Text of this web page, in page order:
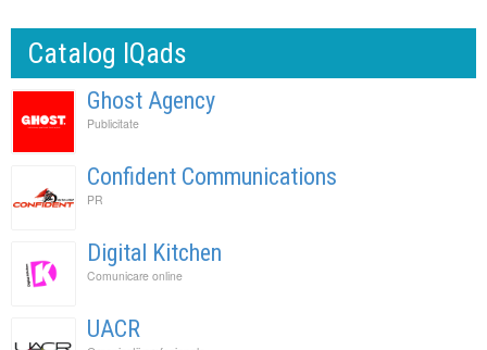
Catalog IQads
Ghost Agency
Publicitate
Confident Communications
PR
Digital Kitchen
Comunicare online
UACR